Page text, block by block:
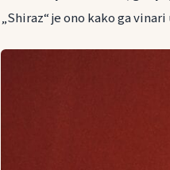
„Shiraz“ je ono kako ga